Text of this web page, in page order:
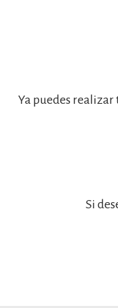
Ya puedes
Si